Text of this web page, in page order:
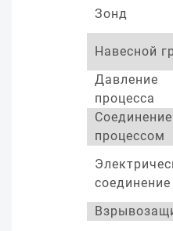
Зонд
Навесной
Давление
процесса
процессом
соединение